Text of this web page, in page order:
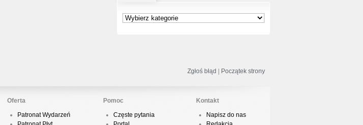
Prod. Chubeats, Scratch:…
KrisBo - Cienie
Zgłoś błąd | Początek strony
Oferta
Patronat Wydarzeń
Pomoc
Częste pytania
Kontakt
Napisz do nas